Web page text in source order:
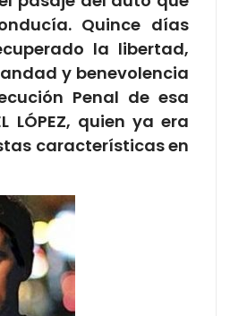
Quince días
la libertad,
y benevolencia
Penal de esa
LÓPEZ, quien ya era
características en